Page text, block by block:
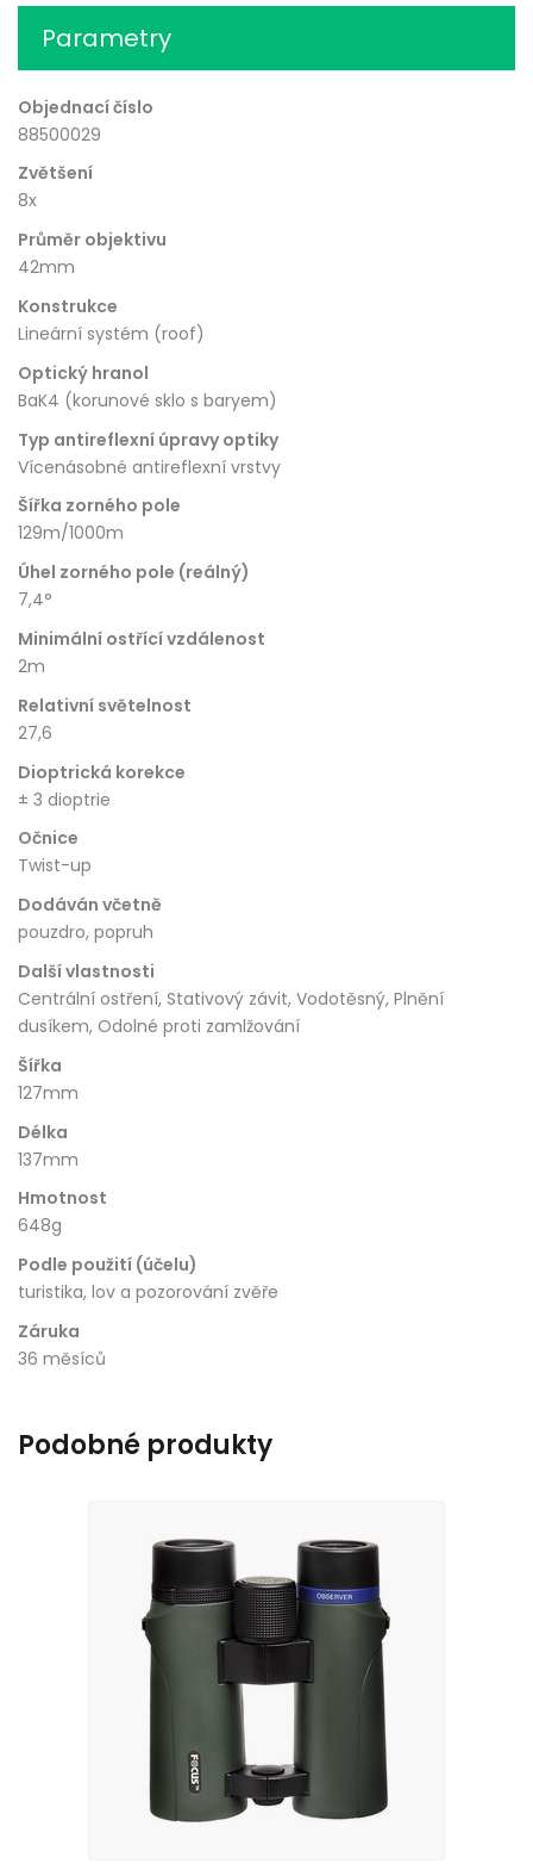
Parametry
Objednací číslo
88500029
Zvětšení
8x
Průměr objektivu
42mm
Konstrukce
Lineární systém (roof)
Optický hranol
BaK4 (korunové sklo s baryem)
Typ antireflexní úpravy optiky
Vícenásobné antireflexní vrstvy
Šířka zorného pole
129m/1000m
Úhel zorného pole (reálný)
7,4°
Minimální ostřící vzdálenost
2m
Relativní světelnost
27,6
Dioptrická korekce
± 3 dioptrie
Očnice
Twist-up
Dodáván včetně
pouzdro, popruh
Další vlastnosti
Centrální ostření, Stativový závit, Vodotěsný, Plnění
dusíkem, Odolné proti zamlžování
Šířka
127mm
Délka
137mm
Hmotnost
648g
Podle použití (účelu)
turistika, lov a pozorování zvěře
Záruka
36 měsíců
Podobné produkty